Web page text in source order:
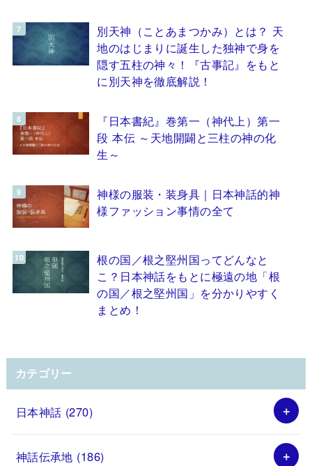
別天神（ことあまつかみ）とは？ 天
地のはじまりに誕生した独神で身を
隠す五柱の神々！『古事記』をもと
に別天神を徹底解説！
『日本書紀』巻第一（神代上）第一
段 本伝 ～天地開闢と三柱の神の化
生～
神様の服装・装身具｜日本神話的神
様ファッション事情の全て
根の国／根之堅州国ってどんなと
こ？日本神話をもとに極遠の地「根
の国／根之堅州国」を分かりやすく
まとめ！
カテゴリー
日本神話 (270)
神話伝承地 (186)